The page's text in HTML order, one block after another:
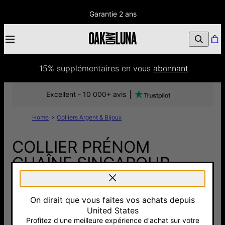
Garantie 2 ans
15% supplémentaires en vous abonnant
Home Colliers Argent & Bijoux
COLLIER PRÉNOM
CHAÎNE SINGAPOUR
AVEC 0,2CT DIAMANT EN
FORME DE CŒUR -
ARGENT
Excellent - 10 000+ avis
On dirait que vous faites vos achats depuis
United States
Profitez d'une meilleure expérience d'achat sur votre